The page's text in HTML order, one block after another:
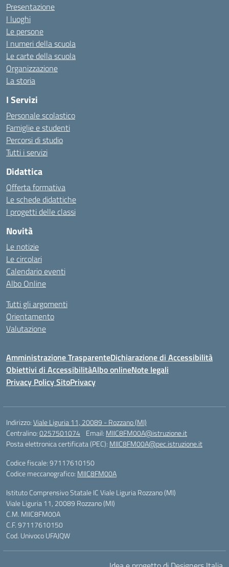
Presentazione
I luoghi
Le persone
I numeri della scuola
Le carte della scuola
Organizzazione
La storia
I Servizi
Personale scolastico
Famiglie e studenti
Percorsi di studio
Tutti i servizi
Didattica
Offerta formativa
Le schede didattiche
I progetti delle classi
Novità
Le notizie
Le circolari
Calendario eventi
Albo Online
Tutti gli argomenti
Orientamento
Valutazione
Amministrazione TrasparenteDichiarazione di Accessibilità
Obiettivi di AccessibilitàAlbo onlineNote legali
Privacy Policy SitoPrivacy
Indirizzo:Viale Liguria 11, 20089 - Rozzano (MI)
Centralino:0257501074 Email: MIIC8FM00A@istruzione.it
Posta elettronica certificata (PEC): MIIC8FM00A@pec.istruzione.it
Codice fiscale: 97117610150
Codice meccanografico: MIIC8FM00A
Istituto Comprensivo Statale IC Viale Liguria Rozzano (MI)
Viale Liguria 11, 20089 Rozzano (MI)
C.M. MIIC8FM00A
C.F. 97117610150
Cod. Univoco UFAJQW